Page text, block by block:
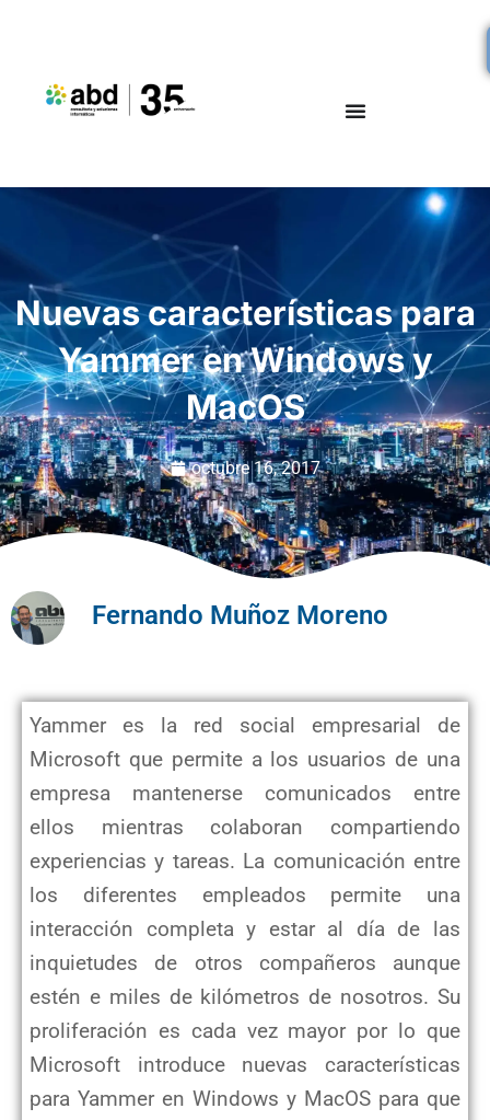
Nuevas características para
Yammer en Windows y
MacOS
octubre 16, 2017
Fernando Muñoz Moreno
Yammer es la red social empresarial de
Microsoft que permite a los usuarios de una
empresa mantenerse comunicados entre
ellos mientras colaboran compartiendo
experiencias y tareas. La comunicación entre
los diferentes empleados permite una
interacción completa y estar al día de las
inquietudes de otros compañeros aunque
estén e miles de kilómetros de nosotros. Su
proliferación es cada vez mayor por lo que
Microsoft introduce nuevas características
para Yammer en Windows y MacOS para que